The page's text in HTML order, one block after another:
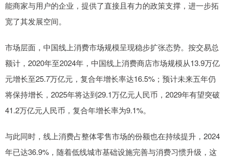
能商家与用户的企业，提供了直接且有力的政策支撑，进一步拓
宽了其发展空间。
市场层面，中国线上消费市场规模呈现稳步扩张态势。按交易总
额计，2020年至2024年，中国线上消费商店市场规模从13.9万亿
元增长至25.7万亿元，复合年增长率达16.5%；预计未来五年仍
将保持增长，2025年将达到29.1万亿元人民币，2029年有望突破
41.2万亿元人民币，复合年增长率为9.1%。
与此同时，线上消费占整体零售市场的份额也在持续提升，2024
年已达36.9%，随着低线城市基础设施完善与消费习惯升级，这